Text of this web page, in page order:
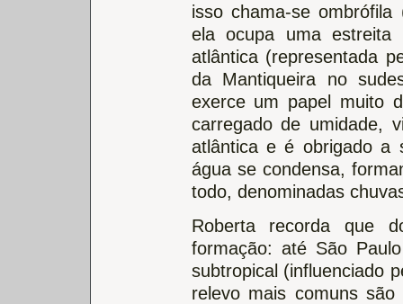
isso chama-se ombrófila
ela ocupa uma
atlântica (representada
da Mantiqueira no
exerce um papel muito
carregado de umidade,
atlântica e é obrigado a
água se condensa,
todo, denominadas
Roberta recorda que
formação: até São
subtropical (influenciado
relevo mais comuns